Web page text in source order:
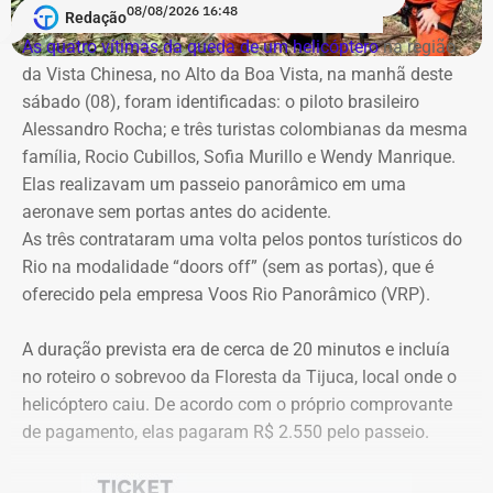
milhões foi assinado no mesmo dia em que o TCE emitira
cautelar para suspender a licitação. O próprio secretário
Valber Rodrigues Januário, que assina o novo aditivo de
R$ 16,9 milhões publicado esta semana, foi notificado a
apresentar defesa no processo do TCE.
Diferença de processos
Vale ressaltar que, diferentemente da Concorrência nº
041/2025 que foi objeto de determinação de anulação
pelo TCE, o aditivo recém-publicado é referente a um
procedimento licitatório anterior: a Concorrência SRP nº
036/2022.
Ainda que se trate de licitações distintas, a manutenção
Geo Ambiental Empreendimentos LTDA ocorrem
A cobertura será realizada em uma operação integrada
com a Band Rio, a BandNews FM Rio e as plataformas
digitais do grupo, acompanhando desde os momentos
que antecedem o debate até a transmissão ao vivo.
Com tradição na realização de debates eleitorais, a Band
promove o encontro como um espaço para o confronto
de ideias e para que os eleitores conheçam as propostas
dos candidatos. A mediação será da jornalista Adriana
Araújo.
Como vai ser o debate
O formato do debate consiste em três blocos de
perguntas e respostas, confrontos diretos entre os
participantes e espaço para considerações finais.
Redação08/08/2026 16:48
As quatro vítimas da queda de um helicópterona região
da Vista Chinesa, no Alto da Boa Vista, na manhã deste
sábado (08), foram identificadas: o piloto brasileiro
Alessandro Rocha; e três turistas colombianas da mesma
família, Rocio Cubillos, Sofia Murillo e Wendy Manrique.
Elas realizavam um passeio panorâmico em uma
aeronave sem portas antes do acidente.
As três contrataram uma volta pelos pontos turísticos do
Rio na modalidade “doors off” (sem as portas), que é
oferecido pela empresa Voos Rio Panorâmico (VRP).
A duração prevista era de cerca de 20 minutos e incluía
no roteiro o sobrevoo da Floresta da Tijuca, local onde o
helicóptero caiu. De acordo com o próprio comprovante
de pagamento, elas pagaram R$ 2.550 pelo passeio.